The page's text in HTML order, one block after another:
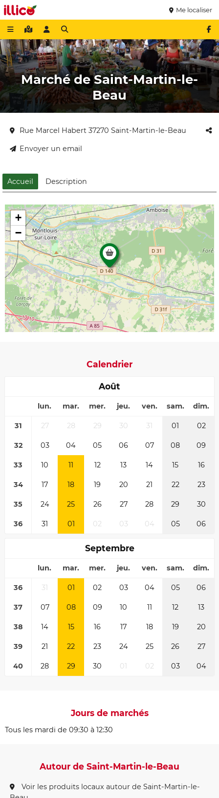
Me localiser
Marché de Saint-Martin-le-
Beau
Rue Marcel Habert 37270 Saint-Martin-le-Beau
Envoyer un email
Accueil Description
+
−
Calendrier
Août
lun. mar. mer. jeu. ven. sam. dim.
31 27 28 29 30 31 01 02
32 03 04 05 06 07 08 09
33 10 11 12 13 14 15 16
34 17 18 19 20 21 22 23
35 24 25 26 27 28 29 30
36 31 01 02 03 04 05 06
Septembre
lun. mar. mer. jeu. ven. sam. dim.
36 31 01 02 03 04 05 06
37 07 08 09 10 11 12 13
38 14 15 16 17 18 19 20
39 21 22 23 24 25 26 27
40 28 29 30 01 02 03 04
Jours de marchés
Tous les mardi de 09:30 à 12:30
Autour de Saint-Martin-le-Beau
Voir les produits locaux autour de Saint-Martin-le-